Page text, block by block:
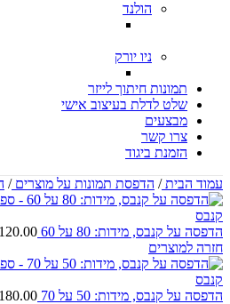
הולנד
ניו יורק
תמונות חיתוך לייזר
שלט לדלת בעיצוב אישי
מבצעים
צרו קשר
הזמנת ביגוד
עמוד הבית/ הדפסת תמונות על מוצרים/
הדפסה על קנבס, מידות: 80 על 60
120.00
חזרה למוצרים
הדפסה על קנבס, מידות: 50 על 70 180.00